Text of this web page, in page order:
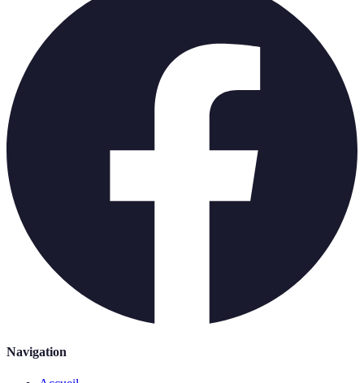
Navigation